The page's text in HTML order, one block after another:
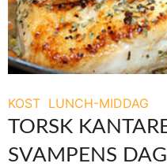
KOST LUNCH-MIDDAG
TORSK
SVAMPENS